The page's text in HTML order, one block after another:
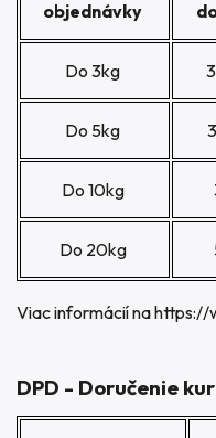
objednávky
Do 3kg
Do 5kg
Do 10kg
Do 20kg
Viac informácií nahttps://
DPD - Doručenie